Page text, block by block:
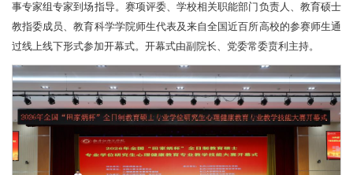
事专家组专家到场指导。赛项评委、学校相关职能部门负责人、教育硕士
教指委成员、教育科学学院师生代表及来自全国近百所高校的参赛师生通
过线上线下形式参加开幕式。开幕式由副院长、党委常委贲利主持。